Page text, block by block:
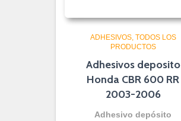
ADHESIVOS TODOS LOS
PRODUCTOS
Adhesivos deposito
Honda CBR 600 RR
2003-2006
Adhesivo depósito